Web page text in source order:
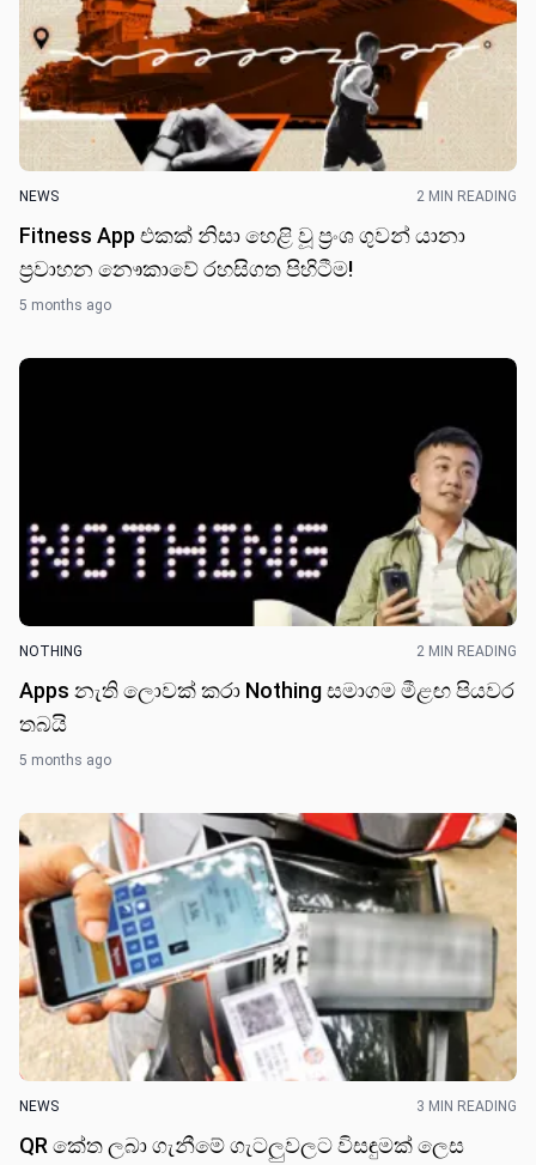
NEWS 2 MIN READING
Fitness App එකක් නිසා හෙළි වූ ප්‍රංශ ගුවන් යානා
ප්‍රවාහන නෞකාවේ රහසිගත පිහිටීම!
5 months ago
NOTHING 2 MIN READING
Apps නැති ලොවක් කරා Nothing සමාගම මීළඟ පියවර
තබයි
5 months ago
NEWS 3 MIN READING
QR කේත ලබා ගැනීමේ ගැටලුවලට විසඳුමක් ලෙස